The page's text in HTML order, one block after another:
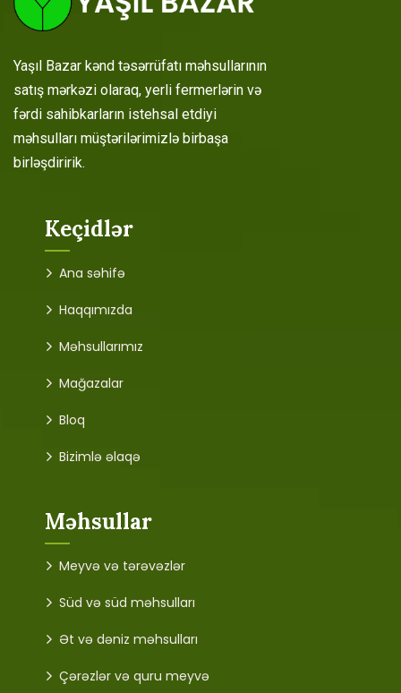
Yaşıl Bazar kənd təsərrüfatı məhsullarının
satış mərkəzi olaraq, yerli fermerlərin və
fərdi sahibkarların istehsal etdiyi
məhsulları müştərilərimizlə birbaşa
birləşdiririk.
Keçidlər
Ana səhifə
Haqqımızda
Məhsullarımız
Mağazalar
Bloq
Bizimlə əlaqə
Məhsullar
Meyvə və tərəvəzlər
Süd və süd məhsulları
Ət və dəniz məhsulları
Çərəzlər və quru meyvə